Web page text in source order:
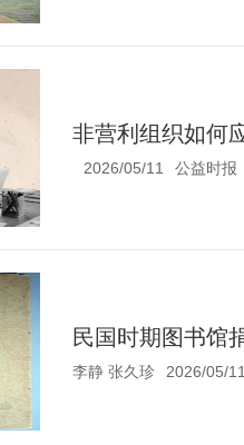
非营利组织如何
2026/05/11 公益时报
民国时期图书馆
李静 张久珍 2026/05/